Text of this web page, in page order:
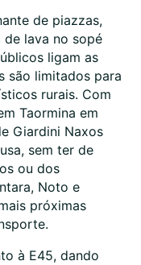
de piazzas,
lava no sopé
ligam as
são limitados para
rurais. Com
Taormina em
Giardini Naxos
sem ter de
ou dos
Noto e
próximas
à E45, dando